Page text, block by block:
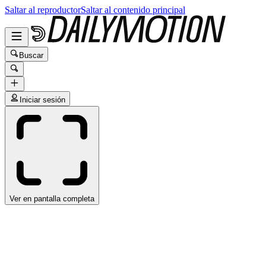
Saltar al reproductorSaltar al contenido principal
Buscar
Iniciar sesión
Ver en pantalla completa